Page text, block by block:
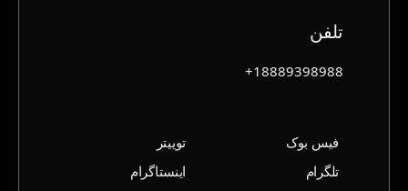
تلفن
18889398988+
فیس بوک
تلگرام
توییتر
اینستاگرام